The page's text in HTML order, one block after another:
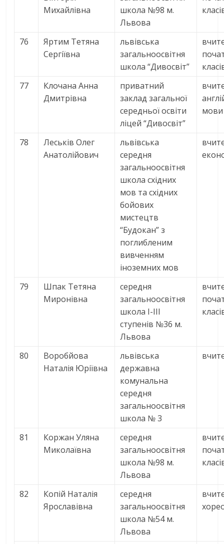
Михайлівна
школа №98 м.
Львова
76
Яртим Тетяна
Сергіївна
львівська
загальноосвітня
школа “Дивосвіт”
77
Клочана Анна
Дмитрівна
приватний
заклад загальної
середньої освіти
ліцей “Дивосвіт”
мови
78
Леськів Олег
Анатолійович
львівська
середня
загальноосвітня
школа східних
мов та східних
бойових
мистецтв
“Будокан” з
поглибленим
вивченням
іноземних мов
79
Шпак Тетяна
Миронівна
середня
загальноосвітня
школа I-III
ступенів №36 м.
Львова
80
Воробйова
Наталія Юріївна
львівська
державна
комунальна
середня
загальноосвітня
школа № 3
81
Коржан Уляна
Миколаївна
середня
загальноосвітня
школа №98 м.
Львова
82
Копій Наталія
Ярославівна
середня
загальноосвітня
школа №54 м.
Львова